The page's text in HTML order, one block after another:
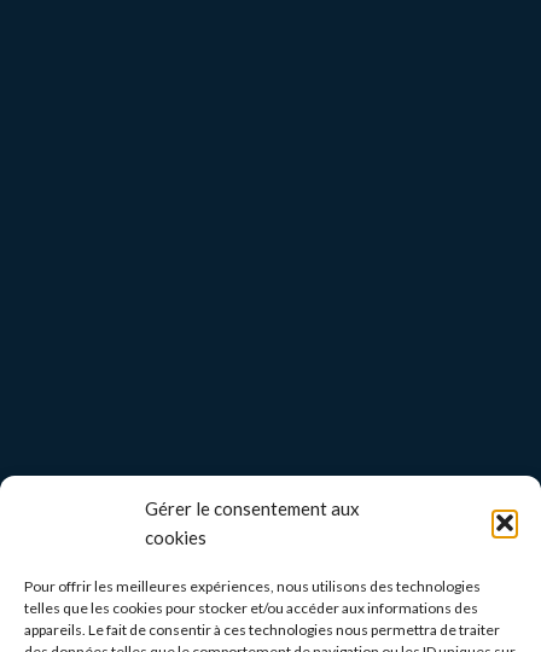
Gérer le consentement aux
cookies
Pour offrir les meilleures expériences, nous utilisons des technologies
telles que les cookies pour stocker et/ou accéder aux informations des
appareils. Le fait de consentir à ces technologies nous permettra de traiter